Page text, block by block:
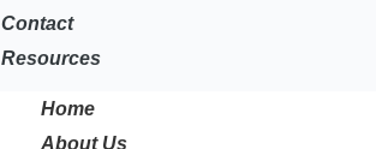
Contact
Resources
Home
About Us